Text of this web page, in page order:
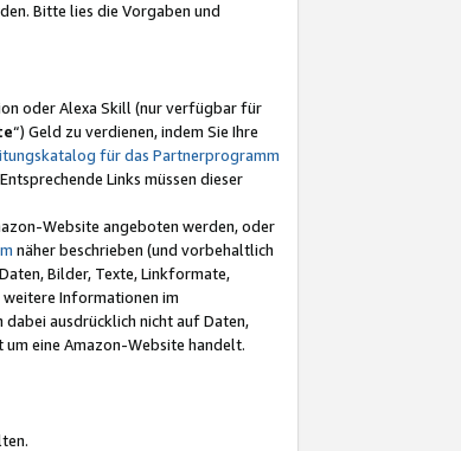
Bitte lies die Vorgaben und
oder Alexa Skill (nur verfügbar für
“) Geld zu verdienen, indem Sie Ihre
für das Partnerprogramm
Links müssen dieser
Website angeboten werden, oder
näher beschrieben (und vorbehaltlich
Bilder, Texte, Linkformate,
Informationen im
ausdrücklich nicht auf Daten,
eine Amazon-Website handelt.